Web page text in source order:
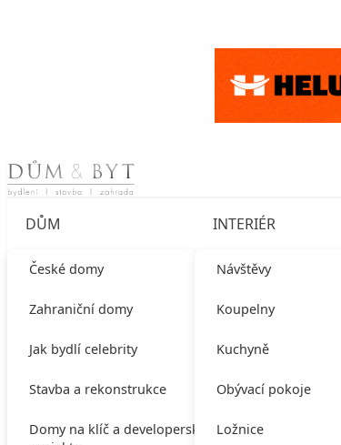
Skip to content
DŮM
České domy
Zahraniční domy
Jak bydlí celebrity
Stavba a rekonstrukce
Domy na klíč a developerské
INTERIÉR
Návštěvy
Koupelny
Kuchyně
Obývací pokoje
Ložnice